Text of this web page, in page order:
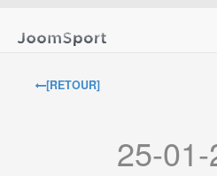
[RETOUR]
25-